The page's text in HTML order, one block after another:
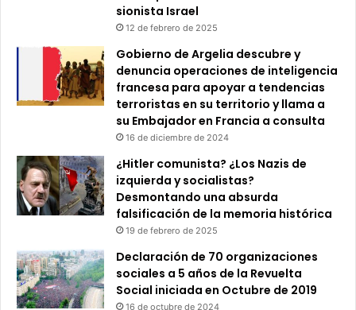
sionista Israel
12 de febrero de 2025
Gobierno de Argelia descubre y
denuncia operaciones de inteligencia
francesa para apoyar a tendencias
terroristas en su territorio y llama a
su Embajador en Francia a consulta
16 de diciembre de 2024
¿Hitler comunista? ¿Los Nazis de
izquierda y socialistas?
Desmontando una absurda
falsificación de la memoria histórica
19 de febrero de 2025
Declaración de 70 organizaciones
sociales a 5 años de la Revuelta
Social iniciada en Octubre de 2019
16 de octubre de 2024